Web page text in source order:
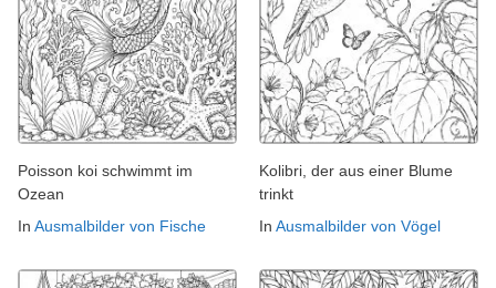
Poisson koi schwimmt im
Ozean
In Ausmalbilder von Fische
Kolibri, der aus einer Blume
trinkt
In Ausmalbilder von Vögel